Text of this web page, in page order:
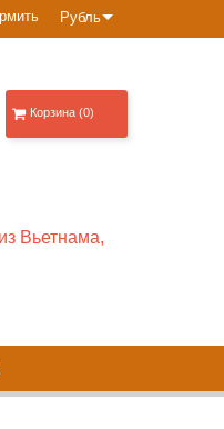
Рубль
Вьетнама,
Корзина (0)